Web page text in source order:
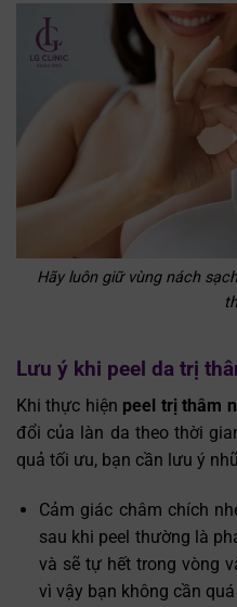
Hãy luôn giữ vùng nách
Lưu ý khi peel da trị
Khi thực hiện peel trị thâm
đổi của làn da theo thời
quả tối ưu, bạn cần lưu ý
Cảm giác châm chích
sau khi peel thường là
và sẽ tự hết trong vòng
vì vậy bạn không cần